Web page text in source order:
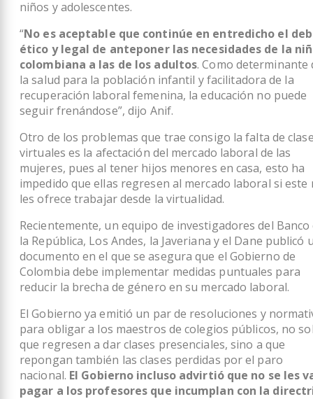
niños y adolescentes.
“No es aceptable que continúe en entredicho el
ético y legal de anteponer las necesidades de la
colombiana a las de los adultos. Como determinante
la salud para la población infantil y facilitadora de la
recuperación laboral femenina, la educación no puede
seguir frenándose”, dijo Anif.
Otro de los problemas que trae consigo la falta de
virtuales es la afectación del mercado laboral de las
mujeres, pues al tener hijos menores en casa, esto ha
impedido que ellas regresen al mercado laboral si este
les ofrece trabajar desde la virtualidad.
Recientemente, un equipo de investigadores del Banco
la República, Los Andes, la Javeriana y el Dane publicó
documento en el que se asegura que el Gobierno de
Colombia debe implementar medidas puntuales para
reducir la brecha de género en su mercado laboral.
El Gobierno ya emitió un par de resoluciones y
para obligar a los maestros de colegios públicos, no
que regresen a dar clases presenciales, sino a que
repongan también las clases perdidas por el paro
nacional. El Gobierno incluso advirtió que no se les
pagar a los profesores que incumplan con la